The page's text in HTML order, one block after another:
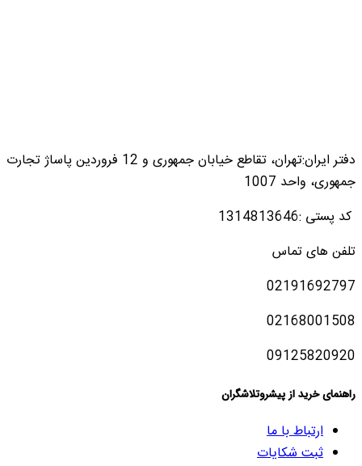
دفتر ایران:تهران، تقاطع خیابان جمهوری و 12 فروردین پاساژ تجارت
جمهوری، واحد 1007
کد پستی :1314813646
تلفن های تماس
02191692797
02168001508
09125820920
راهنمای خرید از پیشروتلاشگران
ارتباط با ما
ثبت شکایات